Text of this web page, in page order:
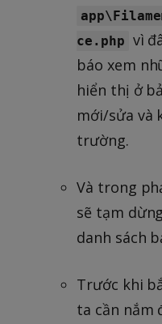
ce.php vì
báo xem
hiển thị ở
mới/sửa và
trường.
Và trong
sẽ tạm
danh sách
Trước khi
ta cần nắm